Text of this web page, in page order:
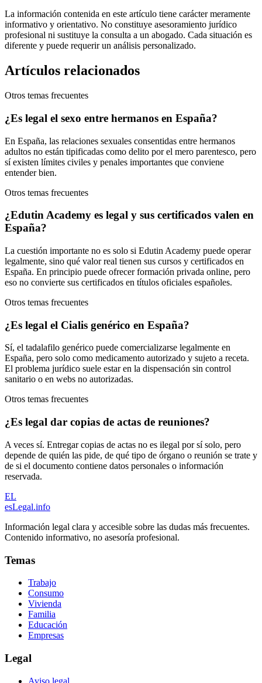
La información contenida en este artículo tiene carácter meramente
informativo y orientativo. No constituye asesoramiento jurídico
profesional ni sustituye la consulta a un abogado. Cada situación es
diferente y puede requerir un análisis personalizado.
Artículos relacionados
Otros temas frecuentes
¿Es legal el sexo entre hermanos en España?
En España, las relaciones sexuales consentidas entre hermanos
adultos no están tipificadas como delito por el mero parentesco, pero
sí existen límites civiles y penales importantes que conviene
entender bien.
Otros temas frecuentes
¿Edutin Academy es legal y sus certificados valen en
España?
La cuestión importante no es solo si Edutin Academy puede operar
legalmente, sino qué valor real tienen sus cursos y certificados en
España. En principio puede ofrecer formación privada online, pero
eso no convierte sus certificados en títulos oficiales españoles.
Otros temas frecuentes
¿Es legal el Cialis genérico en España?
Sí, el tadalafilo genérico puede comercializarse legalmente en
España, pero solo como medicamento autorizado y sujeto a receta.
El problema jurídico suele estar en la dispensación sin control
sanitario o en webs no autorizadas.
Otros temas frecuentes
¿Es legal dar copias de actas de reuniones?
A veces sí. Entregar copias de actas no es ilegal por sí solo, pero
depende de quién las pide, de qué tipo de órgano o reunión se trate y
de si el documento contiene datos personales o información
reservada.
EL
esLegal.info
Información legal clara y accesible sobre las dudas más frecuentes.
Contenido informativo, no asesoría profesional.
Temas
Trabajo
Consumo
Vivienda
Familia
Educación
Empresas
Legal
Aviso legal